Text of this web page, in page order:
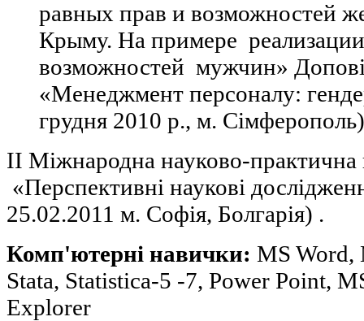
равных прав и возможностей
Крыму. На примере
возможностей мужчин»
«Менеджмент персоналу:
грудня 2010 р., м. Сімферополь)
ІI Міжнародна науково-практична
«Перспективні наукові
25.02.2011 м. Софія, Болгарія) .
Комп'ютерні навички: MS Word,
Stata, Statistica-5 -7, Power Point,
Explorer